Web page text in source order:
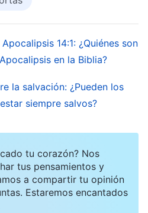
La iglesia
del Espíritu Santo; está
que aceptan la obra
la corriente del Espíritu
En una iglesia como
para hablar sobre las
y las exigencias de Dios;
en su vida y son
testimonios sobre la
14:1: ¿Quiénes son
en la Biblia?
la salvación: ¿Pueden los
siempre salvos?
tu corazón? Nos
tus pensamientos y
a compartir tu opinión
Estaremos encantados